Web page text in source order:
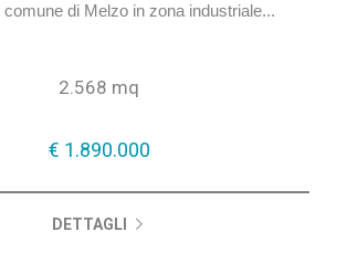
comune di Melzo in zona industriale...
2.568 mq
€ 1.890.000
DETTAGLI